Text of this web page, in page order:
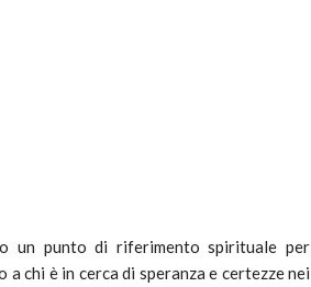
un punto di riferimento spirituale per
chi è in cerca di speranza e certezze nei